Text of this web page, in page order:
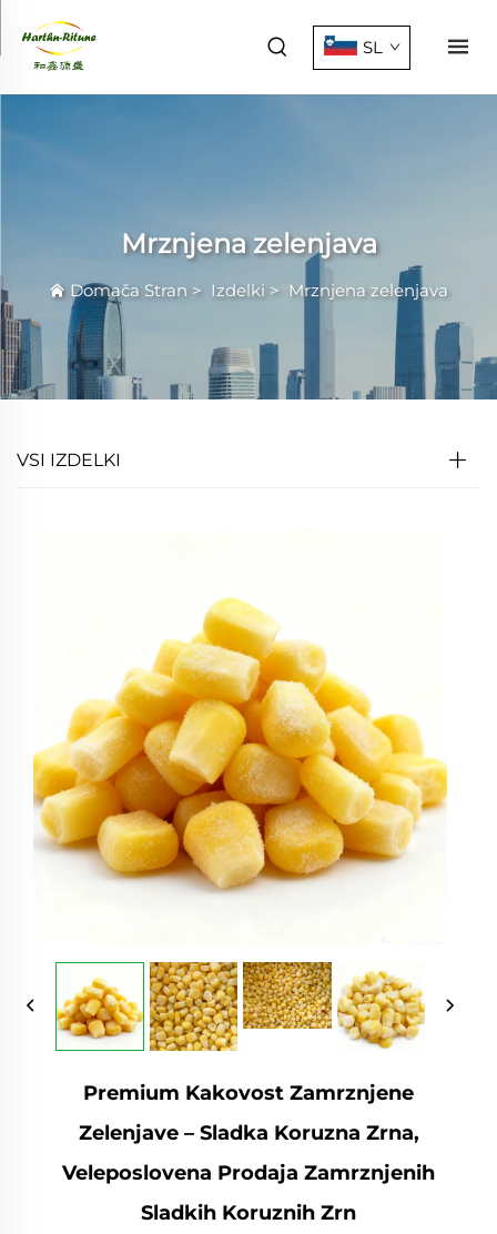
SL
Mrznjena zelenjava
Domača Stran > Izdelki > Mrznjena zelenjava
VSI IZDELKI
Premium Kakovost Zamrznjene
Zelenjave – Sladka Koruzna Zrna,
Veleposlovena Prodaja Zamrznjenih
Sladkih Koruznih Zrn